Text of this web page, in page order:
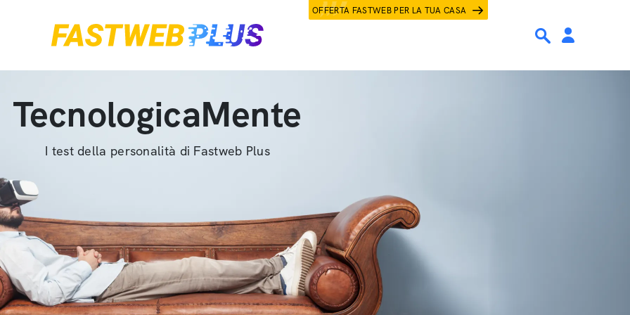
OFFERTA FASTWEB PER LA TUA CASA
TecnologicaMente
I test della personalità di Fastweb Plus